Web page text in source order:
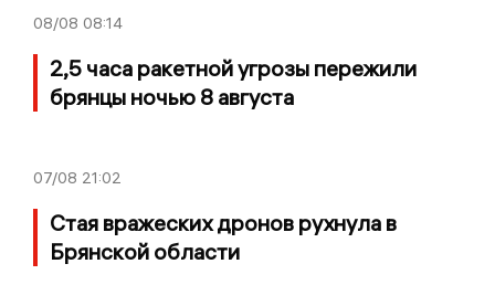
08/08 08:14
2,5 часа ракетной угрозы пережили
брянцы ночью 8 августа
07/08 21:02
Стая вражеских дронов рухнула в
Брянской области